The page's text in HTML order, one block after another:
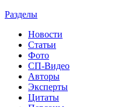
Разделы
Новости
Статьи
Фото
СП-Видео
Авторы
Эксперты
Цитаты